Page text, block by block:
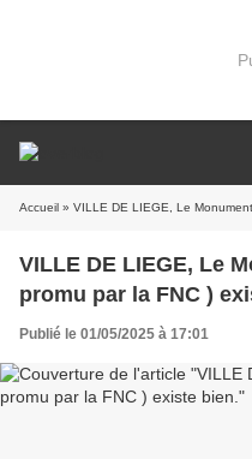
Accueil » VILLE DE LIEGE, Le
VILLE DE LIEGE, Le
promu par la FNC )
Publié le 01/05/2025 à 17:01